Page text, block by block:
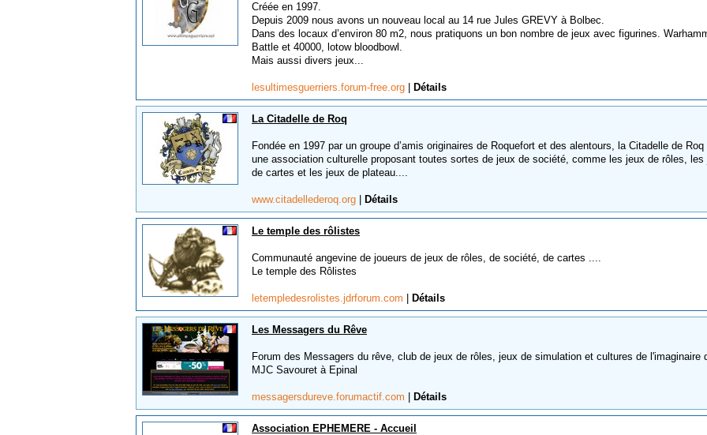
Créée en 1997.
Depuis 2009 nous avons un nouveau local au 14 rue Jules GREVY à Bolbec.
Dans des locaux d’environ 80 m2, nous pratiquons un bon nombre de jeux avec figurines.
Battle et 40000, lotow bloodbowl.
Mais aussi divers jeux...
lesultimesguerriers.forum-free.org Détails
La Citadelle de Roq
Fondée en 1997 par un groupe d’amis originaires de Roquefort et des alentours, la Citadelle de Roq
une association culturelle proposant toutes sortes de jeux de société, comme les jeux de rôles, les
de cartes et les jeux de plateau....
www.citadellederoq.org Détails
Le temple des rôlistes
Communauté angevine de joueurs de jeux de rôles, de société, de cartes ....
Le temple des Rôlistes
letempledesrolistes.jdrforum.com Détails
Les Messagers du Rêve
Forum des Messagers du rêve, club de jeux de rôles, jeux de simulation et cultures de l'imaginaire
MJC Savouret à Epinal
messagersdureve.forumactif.com Détails
Association EPHEMERE - Accueil